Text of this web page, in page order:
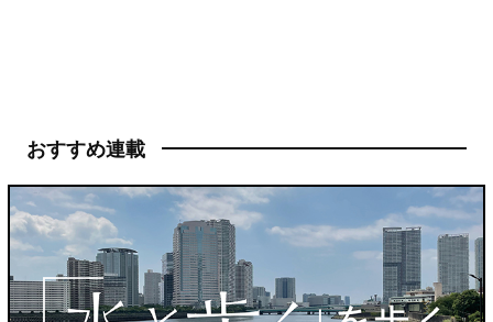
おすすめ連載